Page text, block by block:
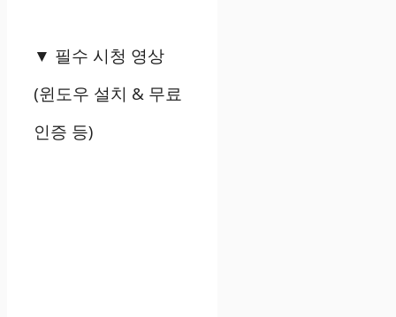
▼ 필수 시청 영상
(윈도우 설치 & 무료
인증 등)